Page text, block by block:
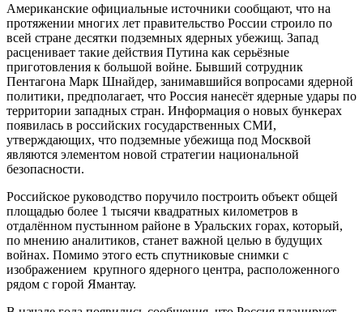
Американские официальные источники сообщают, что на
протяжении многих лет правительство России строило по
всей стране десятки подземных ядерных убежищ. Запад
расценивает такие действия Путина как серьёзные
приготовления к большой войне. Бывший сотрудник
Пентагона Марк Шнайдер, занимавшийся вопросами ядерной
политики, предполагает, что Россия нанесёт ядерные удары по
территории западных стран. Информация о новых бункерах
появилась в российских государственных СМИ,
утверждающих, что подземные убежища под Москвой
являются элементом новой стратегии национальной
безопасности.
Российское руководство поручило построить объект общей
площадью более 1 тысячи квадратных километров в
отдалённом пустынном районе в Уральских горах, который,
по мнению аналитиков, станет важной целью в будущих
войнах. Помимо этого есть спутниковые снимки с
изображением крупного ядерного центра, расположенного
рядом с горой Ямантау.